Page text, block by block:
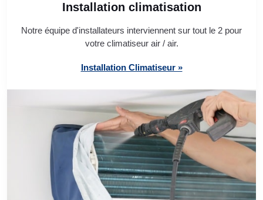
Installation climatisation
Notre équipe d'installateurs interviennent sur tout le 2 pour
votre climatiseur air / air.
Installation Climatiseur »